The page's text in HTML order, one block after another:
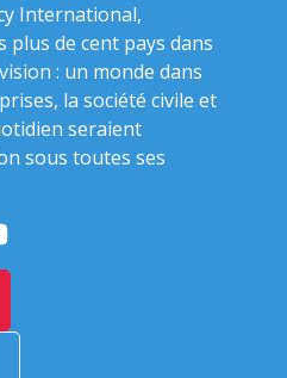
International,
de cent pays dans
: un monde dans
la société civile et
seraient
sous toutes ses